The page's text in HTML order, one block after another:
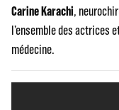
Carine Karachi,
l’ensemble des actrices
médecine.